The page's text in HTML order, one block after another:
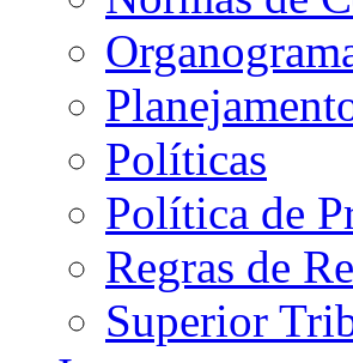
Políticas
Política de
Regras de
Superior